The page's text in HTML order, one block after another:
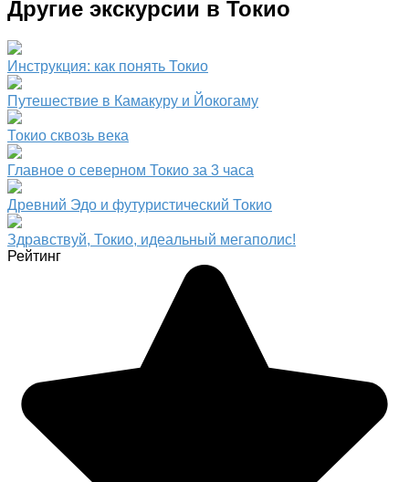
Другие экскурсии в Токио
Инструкция: как понять Токио
Путешествие в Камакуру и Йокогаму
Токио сквозь века
Главное о северном Токио за 3 часа
Древний Эдо и футуристический Токио
Здравствуй, Токио, идеальный мегаполис!
Рейтинг